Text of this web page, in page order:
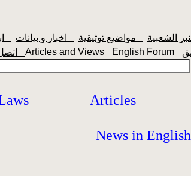
Articles and Views English Forum
Articles
News in English